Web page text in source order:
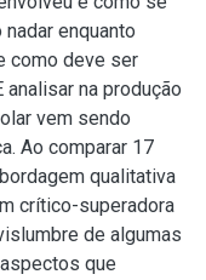
enquanto
como deve ser
na produção
vem sendo
Ao comparar 17
qualitativa
crítico-superadora
de algumas
que